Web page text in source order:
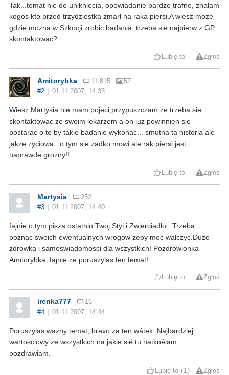
Tak...temat nie do unikniecia, opowiadanie bardzo trafne, znalam
kogos kto przed trzydziestka zmarl na raka piersi.A wiesz moze
gdzie mozna w Szkocji zrobic badania, trzeba sie najpierw z GP
skontaktowac?
Lubię to Zgłoś
Amitorybka 11 815
57
#2
01.11.2007, 14:33
Wiesz Martysia nie mam pojeci,przypuszczam,ze trzeba sie
skontaktowac ze swoim lekarzem a on juz powinnien sie
postarac o to by takie badanie wykonac... smutna ta historia ale
jakze zyciowa...o tym sie zadko mowi ale rak piersi jest
naprawde grozny!!
Lubię to Zgłoś
Martysia
252
#3
01.11.2007, 14:40
fajnie o tym pisza ostatnio Twoj Styl i Zwierciadlo...Trzeba
poznac swoich ewentualnych wrogow zeby moc walczyc.Duzo
zdrowka i samoswiadomosci dla wszystkich! Pozdrowionka
Amitorybka, fajnie ze poruszylas ten temat!
Lubię to Zgłoś
irenka777
16
#4
01.11.2007, 14:44
Poruszylas wazny temat, bravo za ten wátek. Najbardziej
wartosciowy ze wszystkich na jakie sié tu natknélam.
pozdrawiam.
Lubię to 1 Zgłoś